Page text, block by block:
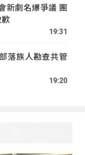
新劇名爆爭議 團
19:31
落族人勘查共管
19:20